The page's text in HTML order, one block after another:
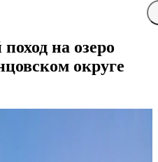
на озеро
округе